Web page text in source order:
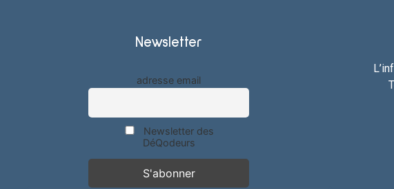
Newsletter
adresse email
Newsletter des
DéQodeurs